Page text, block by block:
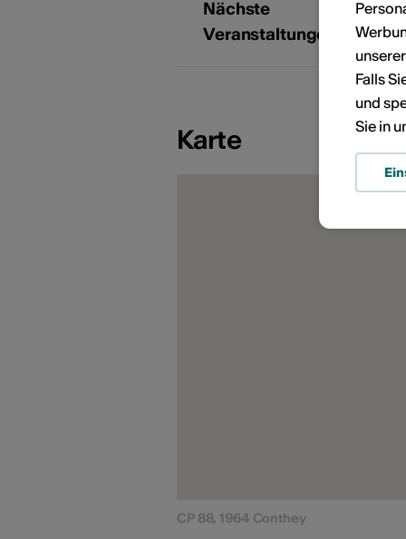
Nächste
Veranstaltungen
Karte
CP 88, 1964 Conthey
Falls
und
Sie in